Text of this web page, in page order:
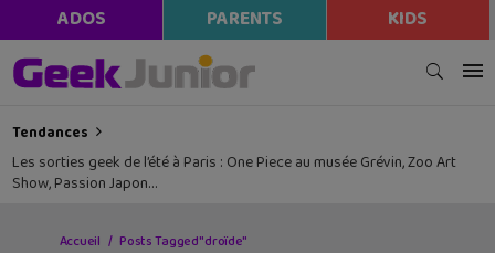
ADOS PARENTS KIDS
Tendances
Les sorties geek de l’été à Paris : One Piece au musée Grévin, Zoo Art
Show, Passion Japon…
Accueil Posts Tagged "droïde"